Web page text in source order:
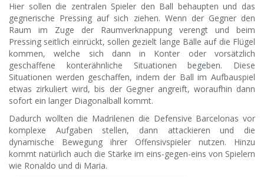
Hier sollen die zentralen Spieler den Ball behaupten und das
gegnerische Pressing auf sich ziehen. Wenn der Gegner den
Raum im Zuge der Raumverknappung verengt und beim
Pressing seitlich einrückt, sollen gezielt lange Bälle auf die Flügel
kommen, welche sich dann in Konter oder vorsätzlich
geschaffene konterähnliche Situationen begeben. Diese
Situationen werden geschaffen, indem der Ball im Aufbauspiel
etwas zirkuliert wird, bis der Gegner angreift, woraufhin dann
sofort ein langer Diagonalball kommt.
Dadurch wollten die Madrilenen die Defensive Barcelonas vor
komplexe Aufgaben stellen, dann attackieren und die
dynamische Bewegung ihrer Offensivspieler nutzen. Hinzu
kommt natürlich auch die Stärke im eins-gegen-eins von Spielern
wie Ronaldo und di Maria.